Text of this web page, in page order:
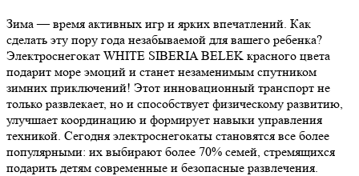
Зима — время активных игр и ярких впечатлений. Как
сделать эту пору года незабываемой для вашего ребенка?
Электроснегокат WHITE SIBERIA BELEK красного цвета
подарит море эмоций и станет незаменимым спутником
зимних приключений! Этот инновационный транспорт не
только развлекает, но и способствует физическому развитию,
улучшает координацию и формирует навыки управления
техникой. Сегодня электроснегокаты становятся все более
популярными: их выбирают более 70% семей, стремящихся
подарить детям современные и безопасные развлечения.